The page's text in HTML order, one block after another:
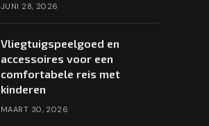
JUNI 28, 2026
Vliegtuigspeelgoed en
accessoires voor een
comfortabele reis met
kinderen
MAART 30, 2026